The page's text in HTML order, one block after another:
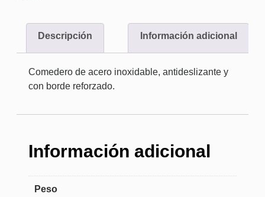
Descripción Información adicional
Comedero de acero inoxidable, antideslizante y
con borde reforzado.
Información adicional
Peso